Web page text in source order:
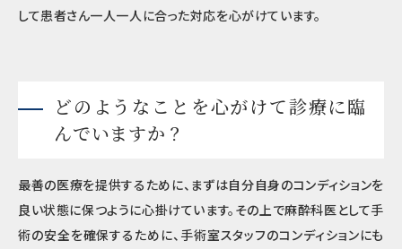
して患者さん一人一人に合った対応を心がけています。
どのようなことを心がけて診療に臨
んでいますか？
最善の医療を提供するために、まずは自分自身のコンディションを
良い状態に保つように心掛けています。その上で麻酔科医として手
術の安全を確保するために、手術室スタッフのコンディションにも